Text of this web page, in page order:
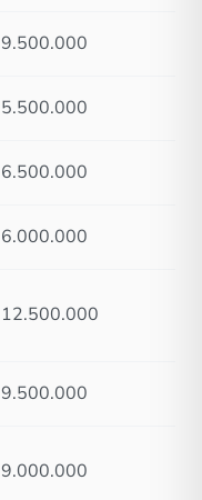
12.500.000